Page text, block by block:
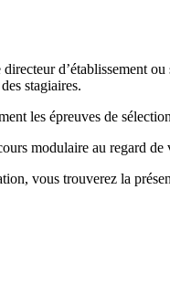
d’établissement
stagiaires.
les épreuves de
modulaire au regard de
vous trouverez la